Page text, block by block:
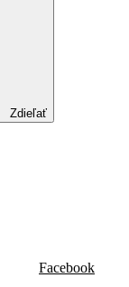
Zdieľať
Facebook